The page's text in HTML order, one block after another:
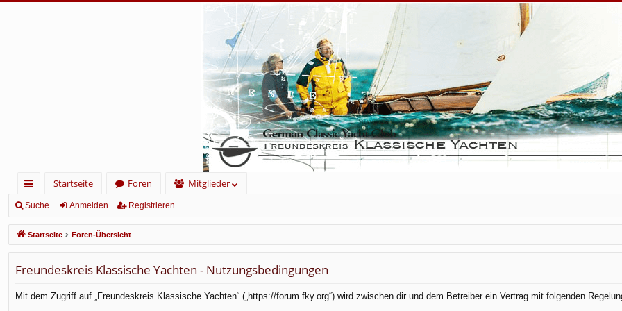
ch
ne
llz
ug
rif
Startseite Foren
Mitglieder
Suche Anmelden Registrieren
Startseite Foren-Übersicht
Freundeskreis Klassische Yachten - Nutzungsbedingungen
Mit dem Zugriff auf „Freundeskreis Klassische Yachten“ („https://forum.fky.org“) wird zwischen dir und dem Betreiber ein Vertrag mit folgenden